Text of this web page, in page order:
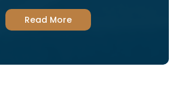
Read More